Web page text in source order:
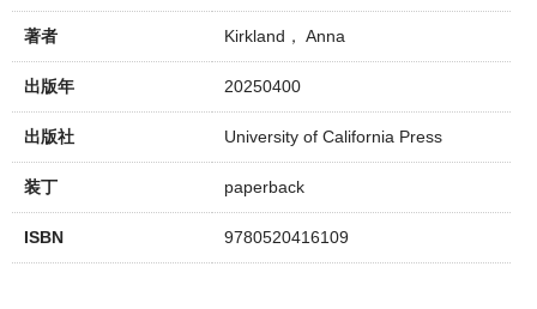
著者 Kirkland， Anna
出版年 20250400
出版社 University of California Press
装丁 paperback
ISBN 9780520416109